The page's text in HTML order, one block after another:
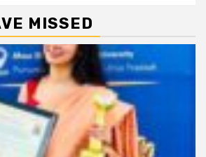
MISSED